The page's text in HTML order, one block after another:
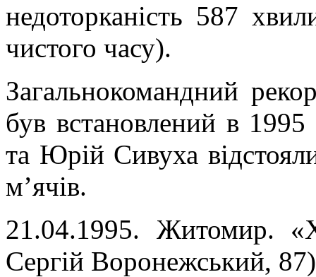
недоторканість 587
чистого часу).
Загальнокомандний
був встановлений в
та Юрій Сивуха
м’ячів.
21.04.1995. Житомир.
Сергій Воронежський,